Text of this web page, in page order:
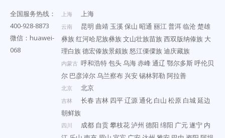
全国服务热线：
400-928-8873
微信：huawei-
068
上海 上海
云南 昆明 曲靖 玉溪保山 昭通 丽江普洱临沧楚雄
彝族红河哈尼族彝族文山壮族苗族西双版纳傣族 大
理白族德宏傣族景颇族怒江傈僳族迪庆藏族
内蒙古 呼和浩特包头乌海赤峰通辽 鄂尔多斯呼伦贝
尔 巴彦淖尔乌兰察布 兴安锡林郭勒 阿拉善
北京 北京
吉林 长春 吉林 四平辽源通化 白山 松原 白城延边
朝鲜族
四川 成都 自贡攀枝花泸州 德阳 绵阳 广元遂宁 内